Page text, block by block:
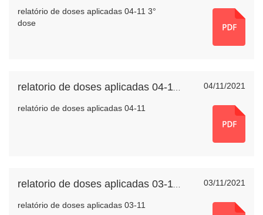
relatório de doses aplicadas 04-11 3°
dose
04/11/2021
relatório de doses aplicadas 04-11
03/11/2021
relatório de doses aplicadas 03-11